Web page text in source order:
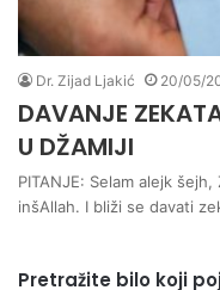
Dr. Zijad Ljakić 20/05/
DAVANJE
U DŽAMIJI
PITANJE: Selam alejk
inšAllah. I bliži se davati
Pretražite bilo koji